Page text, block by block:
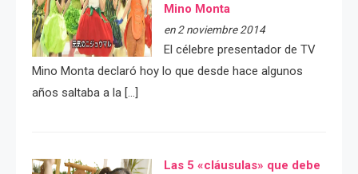
Mino Monta
en 2 noviembre 2014
El célebre presentador de TV
Mino Monta declaró hoy lo que desde hace algunos
años saltaba a la […]
Las 5 «cláusulas» que debe